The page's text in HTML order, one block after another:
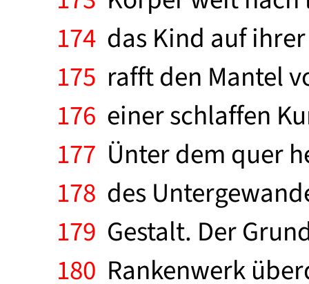
174 das Kind auf
175 rafft den Mantel
176 einer schlaffen
177 Ünter dem quer
178 des
179 Gestalt. Der
180 Rankenwerk